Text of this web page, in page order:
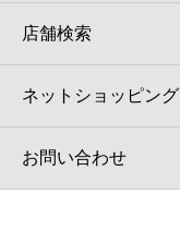
店舗検索
ネットショッピング
お問い合わせ